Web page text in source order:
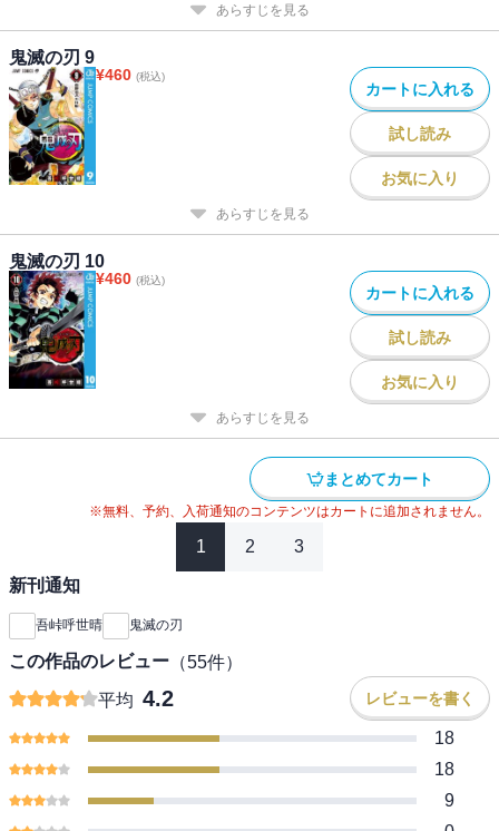
あらすじを見る
鬼滅の刃 9
¥460 (税込)
カートに入れる
試し読み
お気に入り
あらすじを見る
鬼滅の刃 10
¥460 (税込)
カートに入れる
試し読み
お気に入り
あらすじを見る
まとめてカート
※無料、予約、入荷通知のコンテンツはカートに追加されません。
1 2 3
新刊通知
吾峠呼世晴 鬼滅の刃
この作品のレビュー （55件）
平均 4.2 レビューを書く
18
18
9